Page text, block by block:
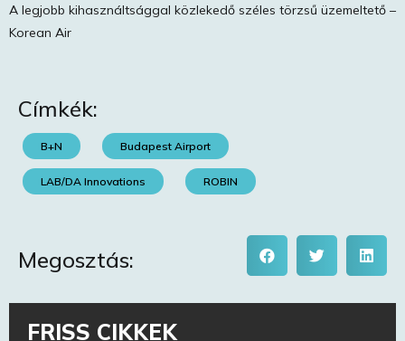
A legjobb kihasználtsággal közlekedő széles törzsű üzemeltető –
Korean Air
Címkék:
B+N Budapest Airport
LAB/DA Innovations ROBIN
Megosztás:
FRISS CIKKEK